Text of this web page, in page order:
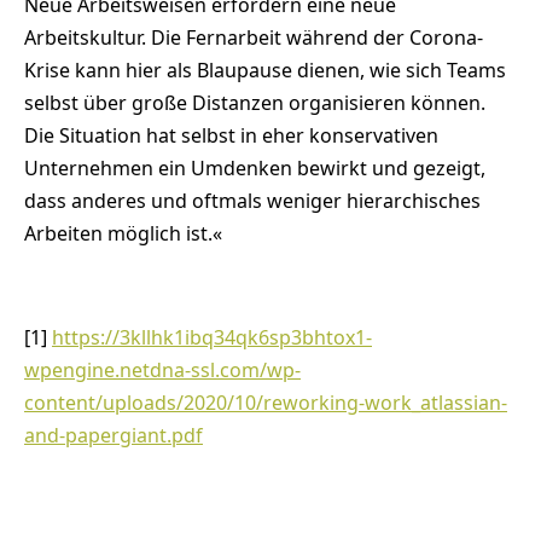
Arbeitskultur. Die Fernarbeit während der Corona-
Krise kann hier als Blaupause dienen, wie sich Teams
selbst über große Distanzen organisieren können.
Die Situation hat selbst in eher konservativen
Unternehmen ein Umdenken bewirkt und gezeigt,
dass anderes und oftmals weniger hierarchisches
Arbeiten möglich ist.«
[1] https://3kllhk1ibq34qk6sp3bhtox1-
wpengine.netdna-ssl.com/wp-
content/uploads/2020/10/reworking-work_atlassian-
and-papergiant.pdf